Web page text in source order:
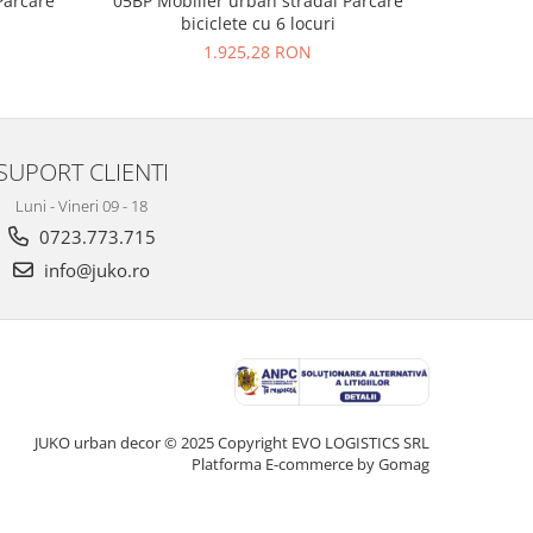
biciclete cu 6 locuri
1.925,28 RON
CLIENTI
Luni - Vineri 09 - 18
0723.773.715
info@juko.ro
JUKO urban decor © 2025 Copyright EVO LOGISTICS SRL
Platforma E-commerce by Gomag